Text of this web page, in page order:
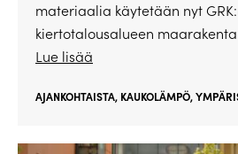
materiaalia käytetään nyt
kiertotalousalueen
Lue lisää
AJANKOHTAISTA, KAUKOLÄMPÖ,